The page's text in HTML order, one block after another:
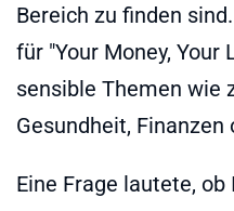
Bereich zu finden
für "Your Money, Your
sensible Themen wie
Gesundheit, Finanzen
Eine Frage lautete, ob